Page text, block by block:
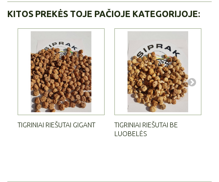
KITOS PREKĖS TOJE PAČIOJE KATEGORIJOJE:
TIGRINIAI RIEŠUTAI GIGANT
TIGRINIAI RIEŠUTAI BE
LUOBELĖS